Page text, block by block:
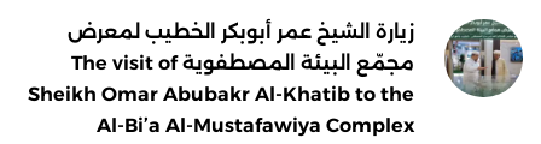
زيارة الشيخ عمر أبوبكر الخطيب لمعرض
مجمّع البيئة المصطفوية The visit of
Sheikh Omar Abubakr Al-Khatib to the
Al-Bi’a Al-Mustafawiya Complex